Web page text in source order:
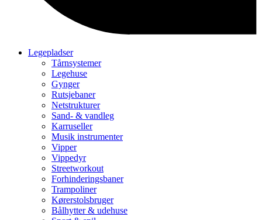
Legepladser
Tårnsystemer
Legehuse
Gynger
Rutsjebaner
Netstrukturer
Sand- & vandleg
Karruseller
Musik instrumenter
Vipper
Vippedyr
Streetworkout
Forhinderingsbaner
Trampoliner
Kørerstolsbruger
Bålhytter & udehuse